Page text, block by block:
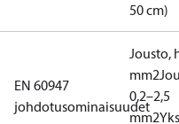
50 cm)
EN 60947
johdotusominaisuudet
Jousto,
mm2
0,2–2,5
mm2